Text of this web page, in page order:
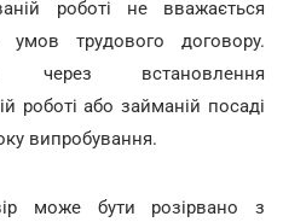
роботі не вважається
трудового договору.
через встановлення
роботі або займаній посаді
випробування.
може бути розірвано з